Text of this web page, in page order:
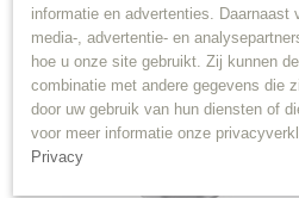
informatie en advertenties. Daarnaast
media-, advertentie- en
hoe u onze site gebruikt. Zij kunnen
combinatie met andere gegevens die
door uw gebruik van hun diensten of
voor meer informatie onze
Privacy